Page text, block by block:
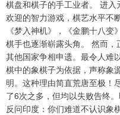
棋盘和棋子的手工业者。 进
欢迎的智力游戏，棋艺水平不
《梦入神机》，《金鹏十八
棋手也逐渐崭露头角。 然而
其他国家争相申遗。最令人难
棋中的象棋子为依据，声称象
明。这种理由简直荒唐至极！
了6次之多，但均以失败告终
反问印度：你们难道不认识象